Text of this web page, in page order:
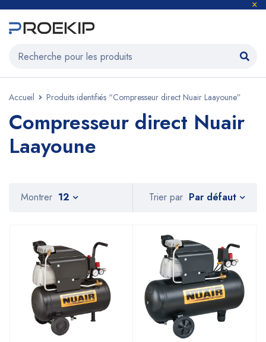
Accueil Produits identifiés “Compresseur direct Nuair Laayoune”
Compresseur direct Nuair
Laayoune
Trier par Par défaut
Montrer 12